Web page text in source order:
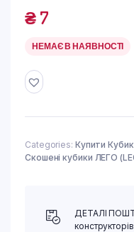
₴7
НЕМАЄ В НАЯВНОСТІ
Categories: Купити
Скошені кубики ЛЕГО
ДЕТАЛІ